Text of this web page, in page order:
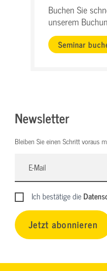
Buchen Sie
unserem
Seminar
Newsletter
Bleiben Sie einen Schritt voraus
Ich bestätige die
Jetzt abonnieren